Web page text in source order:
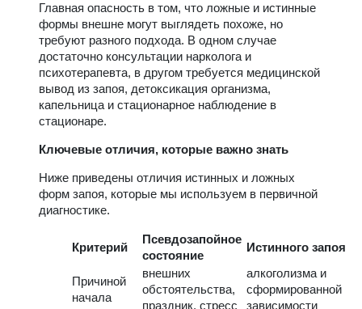
Главная опасность в том, что ложные и истинные
формы внешне могут выглядеть похоже, но
требуют разного подхода. В одном случае
достаточно консультации нарколога и
психотерапевта, в другом требуется медицинской
вывод из запоя, детоксикация организма,
капельница и стационарное наблюдение в
стационаре.
Ключевые отличия, которые важно знать
Ниже приведены отличия истинных и ложных
форм запоя, которые мы используем в первичной
диагностике.
Критерий
Псевдозапойное
состояние
Истинного запоя
Причиной
начала
внешних
обстоятельства,
праздник, стресс
алкоголизма и
сформированной
зависимости